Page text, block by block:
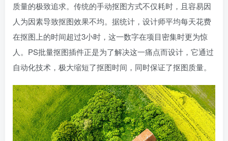
质量的极致追求。传统的手动抠图方式不仅耗时，且容易因
人为因素导致抠图效果不均。据统计，设计师平均每天花费
在抠图上的时间超过3小时，这一数字在项目密集时更为惊
人。PS批量抠图插件正是为了解决这一痛点而设计，它通过
自动化技术，极大缩短了抠图时间，同时保证了抠图质量。